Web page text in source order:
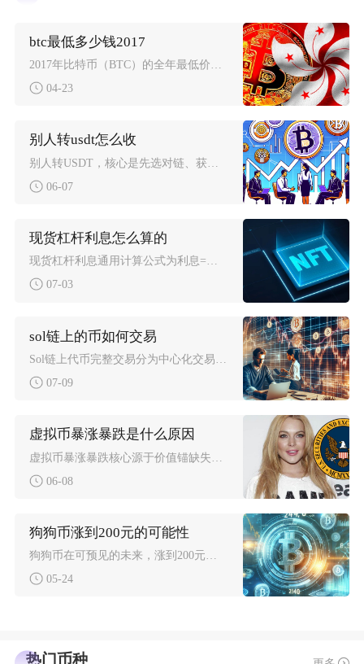
btc最低多少钱2017
2017年比特币（BTC）的全年最低价格为755.76美元，出现在2017年1月12日，这
04-23
别人转usdt怎么收
别人转USDT，核心是先选对链、获取对应地址、发给对方并确认网络，等链上确认即可到账，收款
06-07
现货杠杆利息怎么算的
现货杠杆利息通用计算公式为利息=实际借币本金×币种实时日利率÷24×实际占用计息时长，主流
07-03
sol链上的币如何交易
07-09
虚拟币暴涨暴跌是什么原因
06-08
狗狗币涨到200元的可能性
狗狗币在可预见的未来，涨到200元人民币一枚的可能性几乎为零，从市值、经济模型、基本面及市
05-24
热门币种